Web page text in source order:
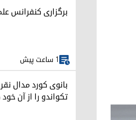
برگزاری کنفرانس
1 ساعت پیش
بانوی کورد مدال
تکواندو را از آن